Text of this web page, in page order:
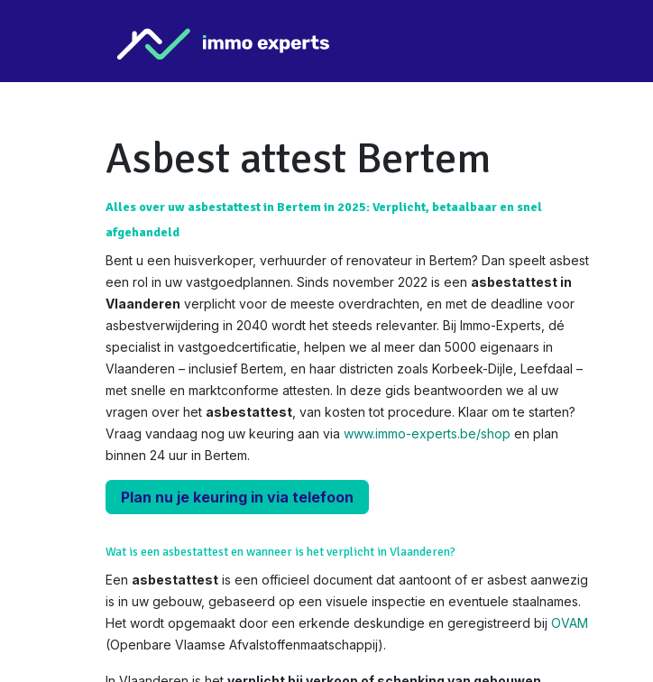
Asbest attest Bertem
Alles over uw asbestattest in Bertem in 2025: Verplicht, betaalbaar en snel
afgehandeld
Bent u een huisverkoper, verhuurder of renovateur in Bertem? Dan speelt asbest
een rol in uw vastgoedplannen. Sinds november 2022 is een asbestattest in
Vlaanderen verplicht voor de meeste overdrachten, en met de deadline voor
asbestverwijdering in 2040 wordt het steeds relevanter. Bij Immo-Experts, dé
specialist in vastgoedcertificatie, helpen we al meer dan 5000 eigenaars in
Vlaanderen – inclusief Bertem, en haar districten zoals Korbeek-Dijle, Leefdaal –
met snelle en marktconforme attesten. In deze gids beantwoorden we al uw
vragen over het asbestattest , van kosten tot procedure. Klaar om te starten?
Vraag vandaag nog uw keuring aan via www.immo-experts.be/shop en plan
binnen 24 uur in Bertem.
Plan nu je keuring in via telefoon
Wat is een asbestattest en wanneer is het verplicht in Vlaanderen?
Een asbestattest is een officieel document dat aantoont of er asbest aanwezig
is in uw gebouw, gebaseerd op een visuele inspectie en eventuele staalnames.
Het wordt opgemaakt door een erkende deskundige en geregistreerd bij OVAM
(Openbare Vlaamse Afvalstoffenmaatschappij).